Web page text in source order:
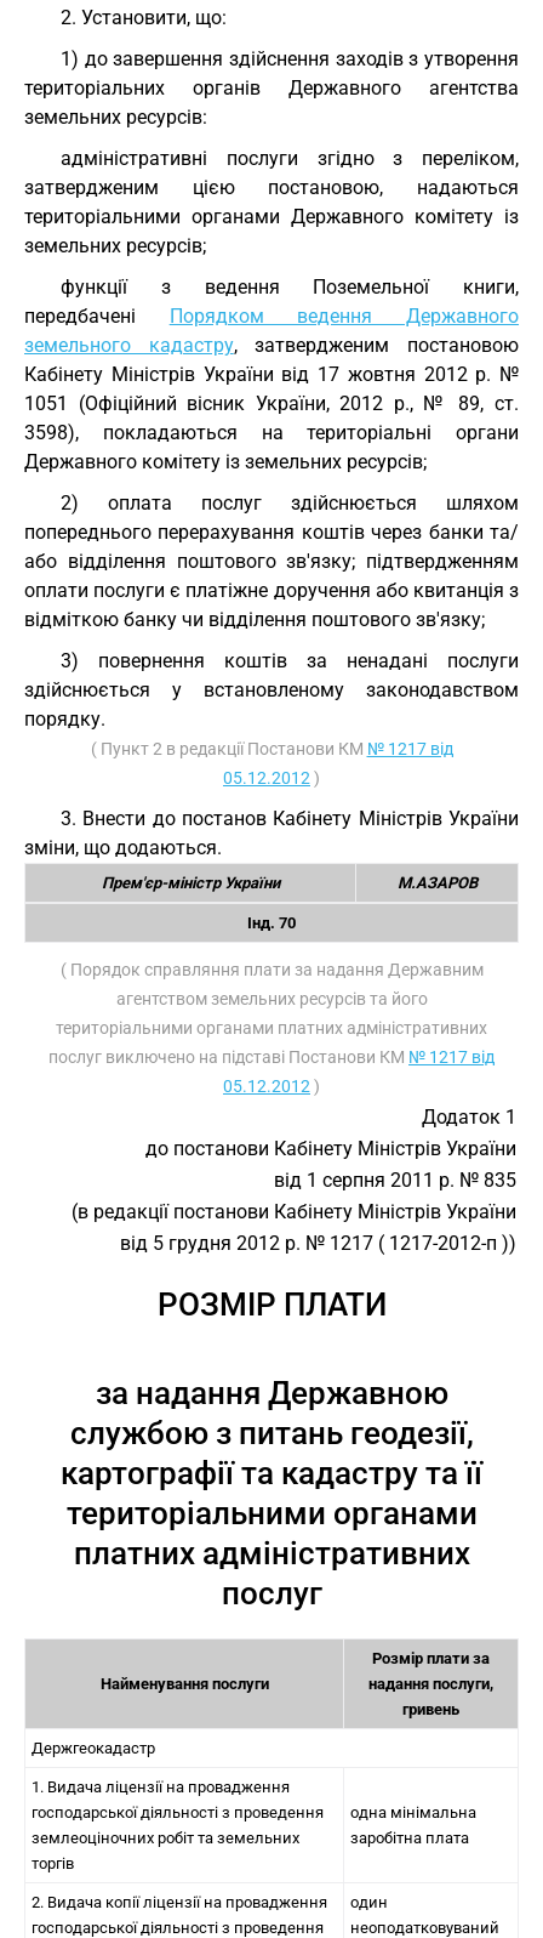
2. Установити, що:
1) до завершення здійснення заходів з утворення
територіальних органів Державного агентства
земельних ресурсів:
адміністративні послуги згідно з переліком,
затвердженим цією постановою, надаються
територіальними органами Державного комітету із
земельних ресурсів;
функції з ведення Поземельної книги,
передбачені Порядком ведення Державного
земельного кадастру, затвердженим постановою
Кабінету Міністрів України від 17 жовтня 2012 р. №
1051 (Офіційний вісник України, 2012 р., № 89, ст.
3598), покладаються на територіальні органи
Державного комітету із земельних ресурсів;
2) оплата послуг здійснюється шляхом
попереднього перерахування коштів через банки та/
або відділення поштового зв'язку; підтвердженням
оплати послуги є платіжне доручення або квитанція з
відміткою банку чи відділення поштового зв'язку;
3) повернення коштів за ненадані послуги
здійснюється у встановленому законодавством
порядку.
( Пункт 2 в редакції Постанови КМ № 1217 від
05.12.2012 )
3. Внести до постанов Кабінету Міністрів України
зміни, що додаються.
Прем'єр-міністр України М.АЗАРОВ
Інд. 70
( Порядок справляння плати за надання Державним
агентством земельних ресурсів та його
територіальними органами платних адміністративних
послуг виключено на підставі Постанови КМ № 1217 від
05.12.2012 )
Додаток 1
до постанови Кабінету Міністрів України
від 1 серпня 2011 р. № 835
(в редакції постанови Кабінету Міністрів України
від 5 грудня 2012 р. № 1217 ( 1217-2012-п ))
РОЗМІР ПЛАТИ
за надання Державною
службою з питань геодезії,
картографії та кадастру та її
територіальними органами
платних адміністративних
послуг
Найменування послуги
Розмір плати за
надання послуги,
гривень
Держгеокадастр
1. Видача ліцензії на провадження
господарської діяльності з проведення
землеоціночних робіт та земельних
торгів
одна мінімальна
заробітна плата
2. Видача копії ліцензії на провадження
господарської діяльності з проведення
один
неоподатковуваний